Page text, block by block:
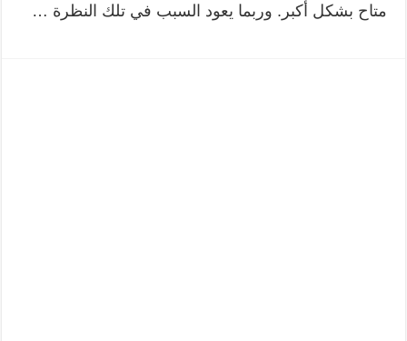
متاح بشكل أكبر. وربما يعود السبب في تلك النظرة …